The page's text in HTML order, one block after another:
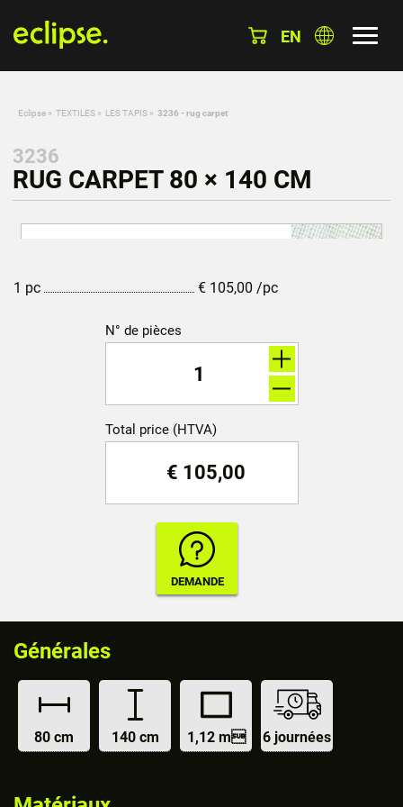
EN
Eclipse » TEXTILES » LES TAPIS » 3236 - rug carpet
3236
RUG CARPET 80 × 140 CM
1 pc € 105,00 /pc
N° de pièces
Total price (HTVA)
€ 105,00
Générales
80 cm 140 cm 1,12 m 6 journées